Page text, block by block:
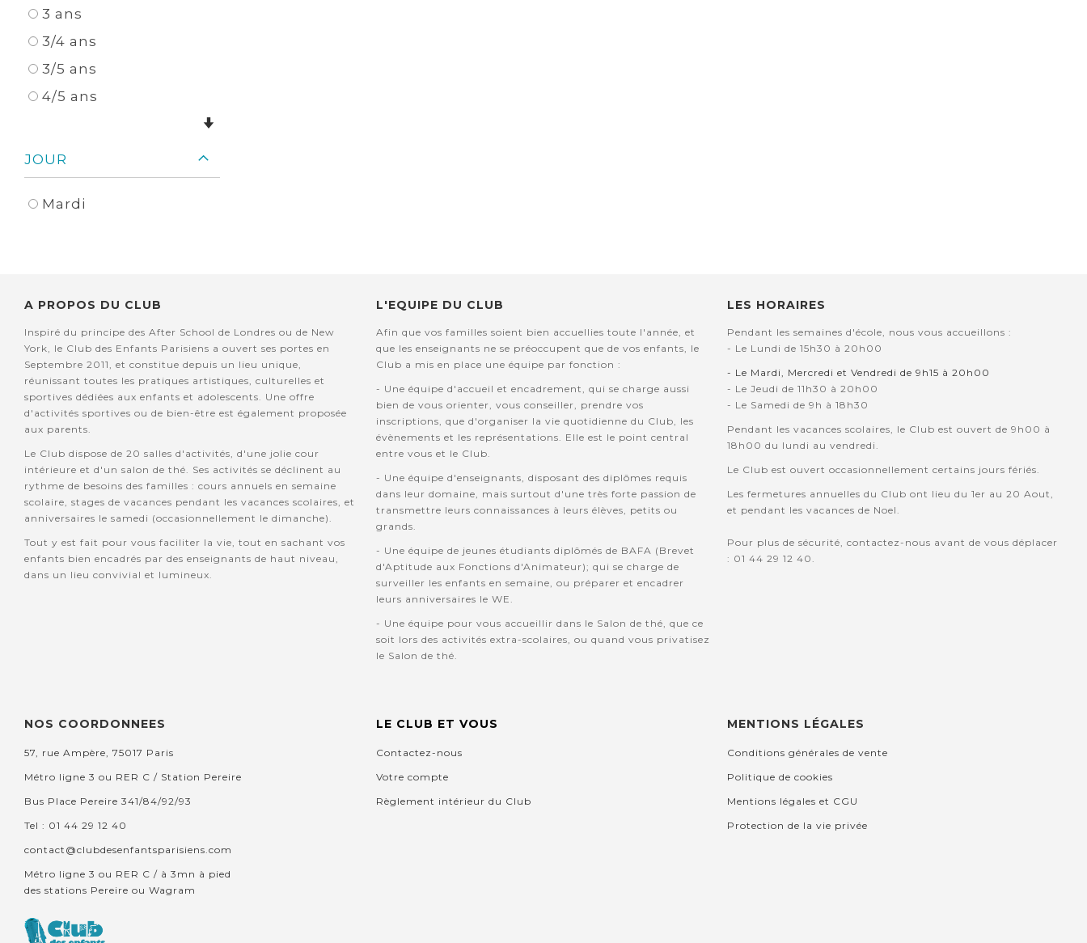
3 ans
3/4 ans
3/5 ans
4/5 ans
JOUR
Mardi
A PROPOS DU CLUB
Inspiré du principe des After School de Londres ou de New
York, le Club des Enfants Parisiens a ouvert ses portes en
Septembre 2011, et constitue depuis un lieu unique,
réunissant toutes les pratiques artistiques, culturelles et
sportives dédiées aux enfants et adolescents. Une offre
d'activités sportives ou de bien-être est également proposée
aux parents.
Le Club dispose de 20 salles d'activités, d'une jolie cour
intérieure et d'un salon de thé. Ses activités se déclinent au
rythme de besoins des familles : cours annuels en semaine
scolaire, stages de vacances pendant les vacances scolaires, et
anniversaires le samedi (occasionnellement le dimanche).
Tout y est fait pour vous faciliter la vie, tout en sachant vos
enfants bien encadrés par des enseignants de haut niveau,
dans un lieu convivial et lumineux.
L'EQUIPE DU CLUB
Afin que vos familles soient bien accuellies toute l'année, et
que les enseignants ne se préoccupent que de vos enfants, le
Club a mis en place une équipe par fonction :
- Une équipe d'accueil et encadrement, qui se charge aussi
bien de vous orienter, vous conseiller, prendre vos
inscriptions, que d'organiser la vie quotidienne du Club, les
évènements et les représentations. Elle est le point central
entre vous et le Club.
- Une équipe d'enseignants, disposant des diplômes requis
dans leur domaine, mais surtout d'une très forte passion de
transmettre leurs connaissances à leurs élèves, petits ou
grands.
- Une équipe de jeunes étudiants diplômés de BAFA (Brevet
d'Aptitude aux Fonctions d'Animateur); qui se charge de
surveiller les enfants en semaine, ou préparer et encadrer
leurs anniversaires le WE.
- Une équipe pour vous accueillir dans le Salon de thé, que ce
soit lors des activités extra-scolaires, ou quand vous privatisez
le Salon de thé.
LES HORAIRES
Pendant les semaines d'école, nous vous accueillons :
- Le Lundi de 15h30 à 20h00
- Le Mardi, Mercredi et Vendredi de 9h15 à 20h00
- Le Jeudi de 11h30 à 20h00
- Le Samedi de 9h à 18h30
Pendant les vacances scolaires, le Club est ouvert de 9h00 à
18h00 du lundi au vendredi.
Le Club est ouvert occasionnellement certains jours fériés.
Les fermetures annuelles du Club ont lieu du 1er au 20 Aout,
et pendant les vacances de Noel.
Pour plus de sécurité, contactez-nous avant de vous déplacer
: 01 44 29 12 40.
NOS COORDONNEES
57, rue Ampère, 75017 Paris
Métro ligne 3 ou RER C / Station Pereire
Bus Place Pereire 341/84/92/93
Tel : 01 44 29 12 40
contact@clubdesenfantsparisiens.com
Métro ligne 3 ou RER C / à 3mn à pied
des stations Pereire ou Wagram
LE CLUB ET VOUS
Contactez-nous
Votre compte
Règlement intérieur du Club
MENTIONS LÉGALES
Conditions générales de vente
Politique de cookies
Mentions légales et CGU
Protection de la vie privée